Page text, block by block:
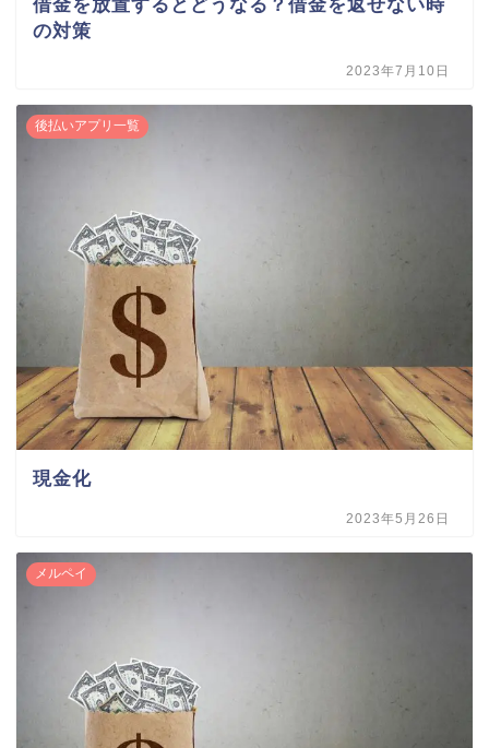
借金を放置するとどうなる？借金を返せない時
の対策
2023年7月10日
後払いアプリ一覧
現金化
2023年5月26日
メルペイ